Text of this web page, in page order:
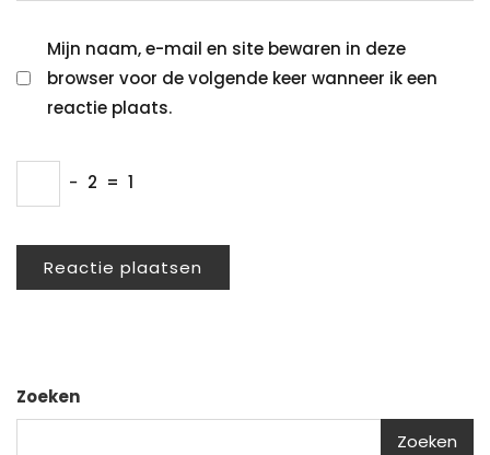
Mijn naam, e-mail en site bewaren in deze
browser voor de volgende keer wanneer ik een
reactie plaats.
− 2 = 1
Zoeken
Zoeken